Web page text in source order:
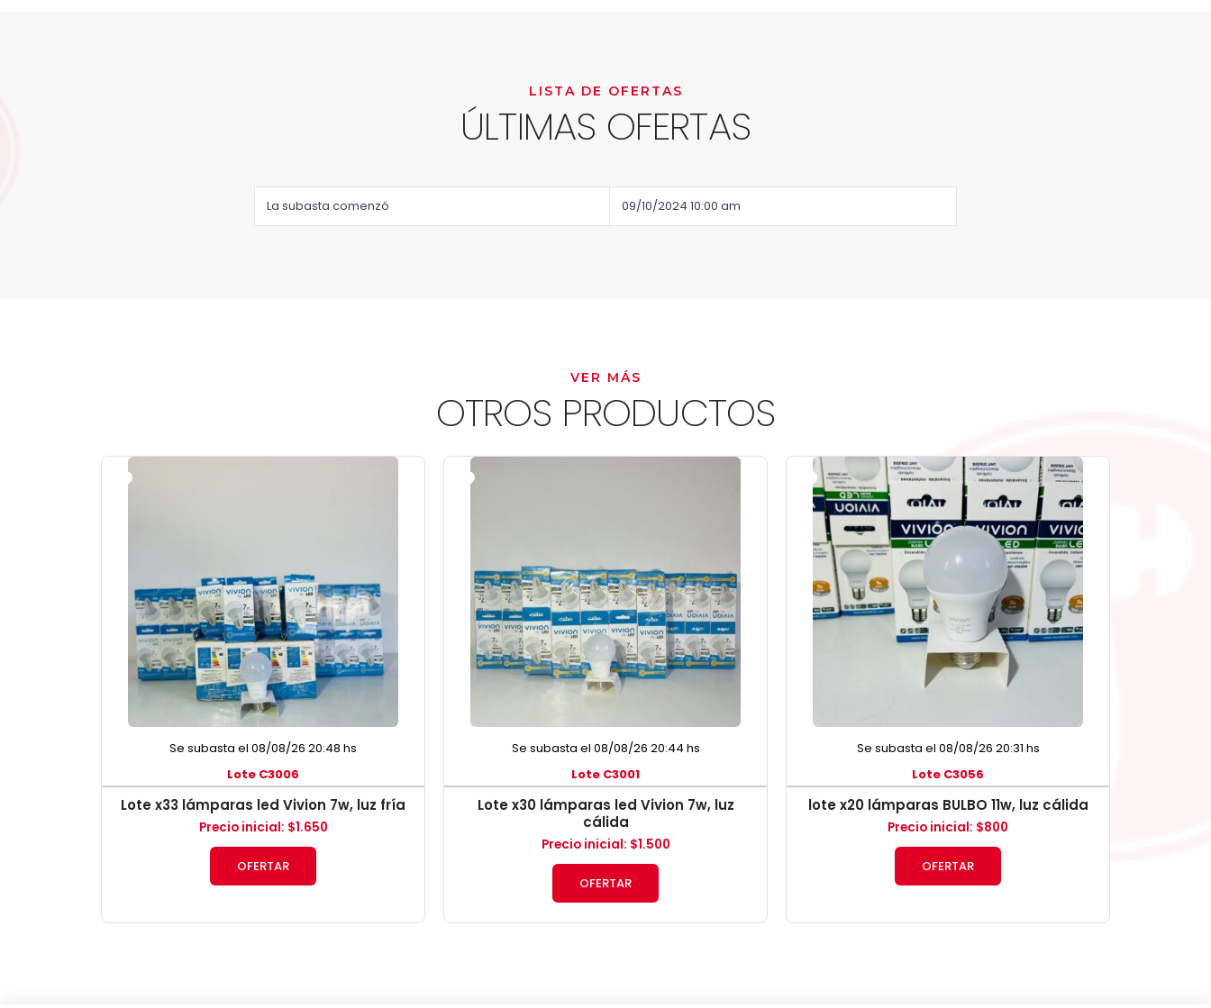
LISTA DE OFERTAS
ÚLTIMAS OFERTAS
La subasta comenzó 09/10/2024 10:00 am
VER MÁS
OTROS PRODUCTOS
Se subasta el 08/08/26 20:48 hs
Lote C3006
Lote x33 lámparas led Vivion 7w, luz fría
Precio inicial: $1.650
OFERTAR
Se subasta el 08/08/26 20:44 hs
Lote C3001
Lote x30 lámparas led Vivion 7w, luz
cálida
Precio inicial: $1.500
OFERTAR
Se subasta el 08/08/26 20:31 hs
Lote C3056
lote x20 lámparas BULBO 11w, luz cálida
Precio inicial: $800
OFERTAR